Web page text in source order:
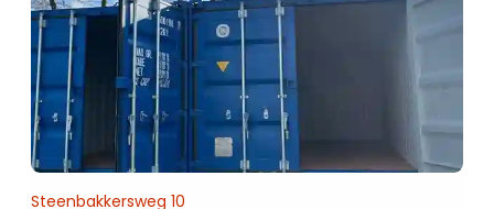
Steenbakkersweg 10